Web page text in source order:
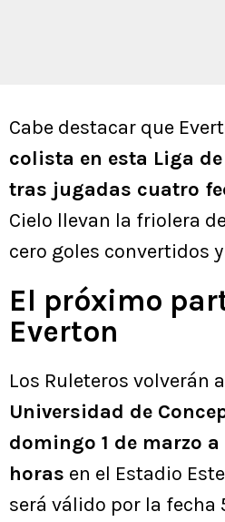
Cabe destacar que
colista en esta Liga
tras jugadas cuatro
Cielo llevan la friolera
cero goles convertidos
El próximo
Everton
Los Ruleteros volverán
Universidad de
domingo 1 de marzo
horas en el Estadio
será válido por la fecha